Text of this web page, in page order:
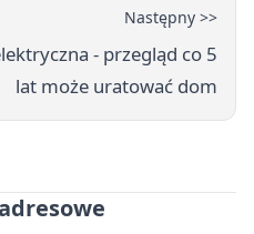
Następny >>
- przegląd co 5
lat może uratować dom